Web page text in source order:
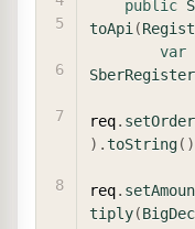
public
toApi (
var
req.
) .toString( )
req.
tiply(